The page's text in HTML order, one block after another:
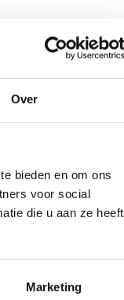
Over
bieden en om ons
voor social
die u aan ze heeft
Marketing
helpen je